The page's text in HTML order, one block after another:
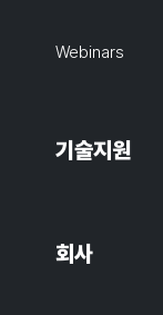
Webinars
기술지원
회사